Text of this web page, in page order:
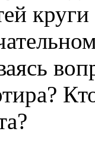
круги